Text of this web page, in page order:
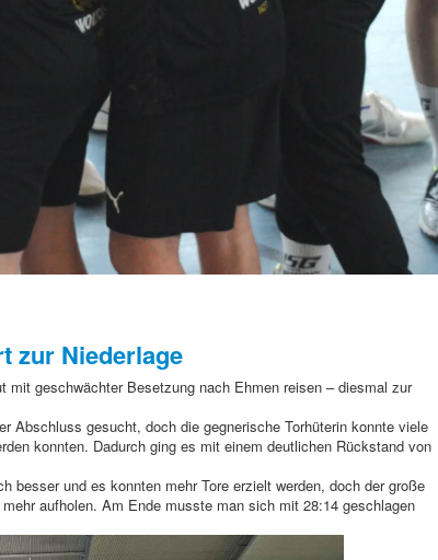
zur Niederlage
mit geschwächter Besetzung nach Ehmen reisen – diesmal zur
Abschluss gesucht, doch die gegnerische Torhüterin konnte viele
konnten. Dadurch ging es mit einem deutlichen Rückstand von
besser und es konnten mehr Tore erzielt werden, doch der große
aufholen. Am Ende musste man sich mit 28:14 geschlagen